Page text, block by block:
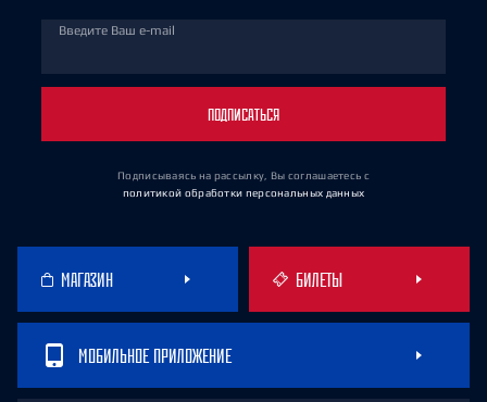
Введите Ваш e-mail
ПОДПИСАТЬСЯ
Подписываясь на рассылку, Вы соглашаетесь с
политикой обработки персональных данных
МАГАЗИН БИЛЕТЫ
МОБИЛЬНОЕ ПРИЛОЖЕНИЕ